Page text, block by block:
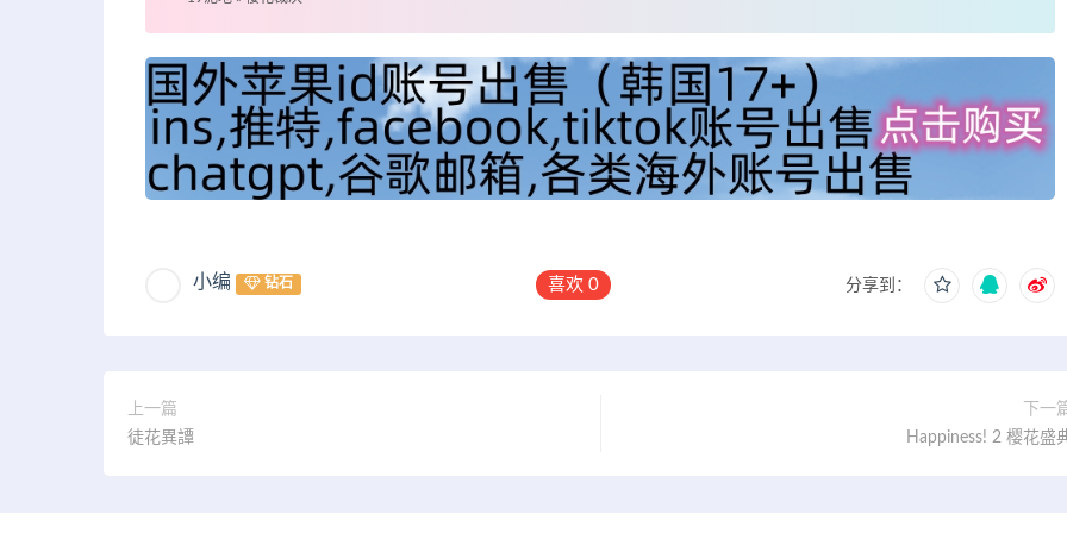
小编 钻石 喜欢0 分享到：
上一篇
徒花異譚
下一
Happiness! 2 樱花盛